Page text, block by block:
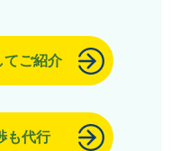
てご紹介
も代行